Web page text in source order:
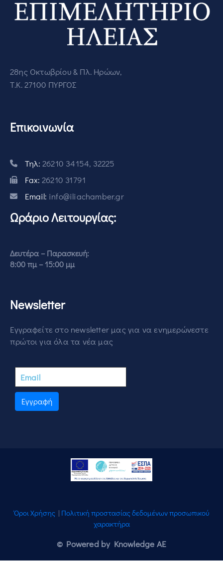
28ης Οκτωβρίου & Πλ. Ηρώων,
Τ.Κ. 27100 ΠΥΡΓΟΣ
Επικοινωνία
Τηλ: 26210 34154, 32225
Fax: 26210 31791
Email: info@iliachamber.gr
Ωράριο Λειτουργίας:
Δευτέρα – Παρασκευή:
8:00 πμ – 15:00 μμ
Newsletter
Εγγραφείτε στο newsletter μας για να ενημερώνεστε
πρώτοι για όλα τα νέα μας
Εγγραφή
Όροι Χρήσης | Πολιτική προστασίας δεδομένων προσωπικού
χαρακτήρα
© Powered by Knowledge AE